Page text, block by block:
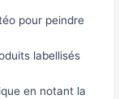
pour peindre
labellisés
en notant la